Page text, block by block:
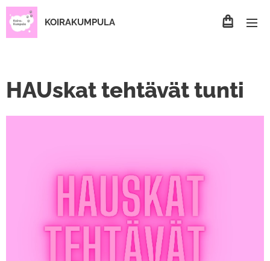
KOIRAKUMPULA
HAUskat tehtävät tunti